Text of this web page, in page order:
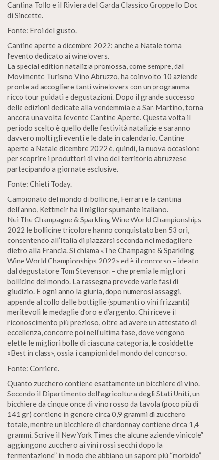
Cantina Tollo e il Riviera del Garda Classico Groppello Doc
di Sincette.
Fonte: Eroi del gusto.
Cantine aperte a dicembre 2022: anche a Natale torna
l’evento dedicato ai winelovers.
La special edition natalizia promossa, come sempre, dal
Movimento Turismo Vino Abruzzo, ha coinvolto 10 aziende
pronte ad accogliere tanti winelovers con un programma
ricco tour guidati e degustazioni. Dopo il grande successo
delle edizioni dedicate alla vendemmia e a San Martino, torna
ancora una volta l’evento Cantine Aperte. Questa volta il
periodo scelto è quello delle festività natalizie e saranno
davvero molti gli eventi e le date in calendario. Cantine
aperte a Natale dicembre 2022 è, quindi, la nuova occasione
per scoprire i produttori di vino del territorio abruzzese
partecipando a giornate esclusive.
Fonte: Chieti Today.
Campionato del mondo di bollicine, Ferrari è la cantina
dell’anno, Kettmeir ha il miglior spumante italiano.
Nei The Champagne & Sparkling Wine World Championships
2022 le bollicine tricolore hanno conquistato ben 53 ori,
consentendo all’Italia di piazzarsi seconda nel medagliere
dietro alla Francia. Si chiama «The Champagne & Sparkling
Wine World Championships 2022» ed è il concorso – ideato
dal degustatore Tom Stevenson – che premia le migliori
bollicine del mondo. La rassegna prevede varie fasi di
giudizio. E ogni anno la giuria, dopo numerosi assaggi,
appende al collo delle bottiglie (spumanti o vini frizzanti)
meritevoli le medaglie d’oro e d’argento. Chi riceve il
riconoscimento più prezioso, oltre ad avere un attestato di
eccellenza, concorre poi nell’ultima fase, dove vengono
elette le migliori bolle di ciascuna categoria, le cosiddette
«Best in class», ossia i campioni del mondo del concorso.
Fonte: Corriere.
Quanto zucchero contiene esattamente un bicchiere di vino.
Secondo il Dipartimento dell’agricoltura degli Stati Uniti, un
bicchiere da cinque once di vino rosso da tavola (poco più di
141 gr) contiene in genere circa 0,9 grammi di zucchero
totale, mentre un bicchiere di chardonnay contiene circa 1,4
grammi. Scrive il New York Times che alcune aziende vinicole”
aggiungono zucchero ai vini rossi secchi dopo la
fermentazione” in modo che abbiano un sapore più “morbido”